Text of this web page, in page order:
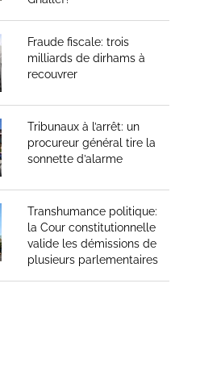
Fraude fiscale: trois
milliards de dirhams à
recouvrer
Tribunaux à l’arrêt: un
procureur général tire la
sonnette d’alarme
Transhumance politique:
la Cour constitutionnelle
valide les démissions de
plusieurs parlementaires